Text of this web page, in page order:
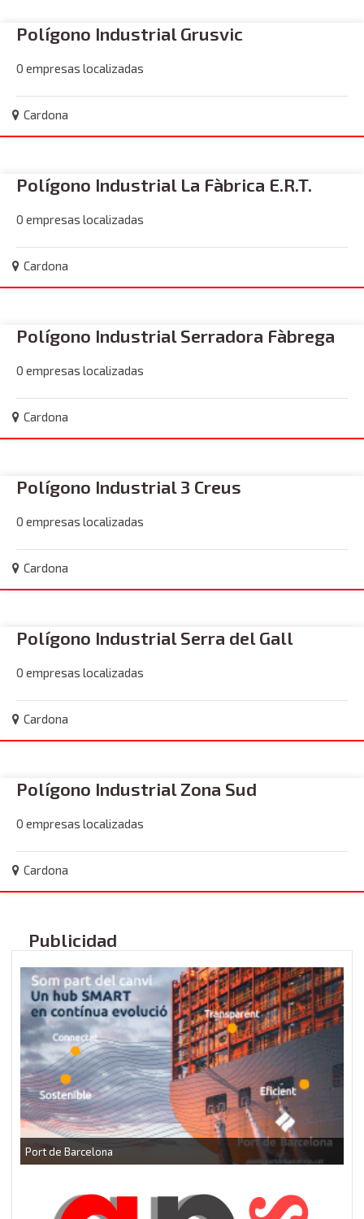
Polígono Industrial Grusvic
0 empresas localizadas
Cardona
Polígono Industrial La Fàbrica E.R.T.
0 empresas localizadas
Cardona
Polígono Industrial Serradora Fàbrega
0 empresas localizadas
Cardona
Polígono Industrial 3 Creus
0 empresas localizadas
Cardona
Polígono Industrial Serra del Gall
0 empresas localizadas
Cardona
Polígono Industrial Zona Sud
0 empresas localizadas
Cardona
Publicidad